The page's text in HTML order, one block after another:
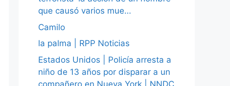
que causó varios mue…
Camilo
la palma | RPP Noticias
Estados Unidos | Policía arresta a
niño de 13 años por disparar a un
compañero en Nueva York | NNDC